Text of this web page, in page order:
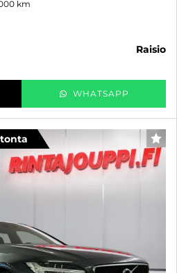
km
raisio
WHATSAPP